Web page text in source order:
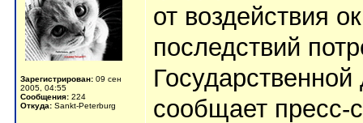
Зарегистрирован: 09 сен
2005, 04:55
Сообщения: 224
Откуда: Sankt-Peterburg
от воздействия
последствий
сообщает пресс-